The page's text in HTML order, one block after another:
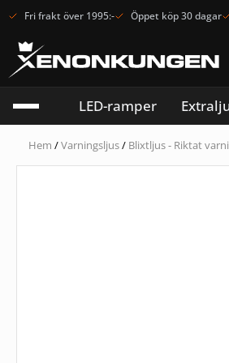
Fri frakt över 1995:- Öppet köp 30 dagar
LED-ramper
Hem /Varningsljus/ Blixtljus - Riktat